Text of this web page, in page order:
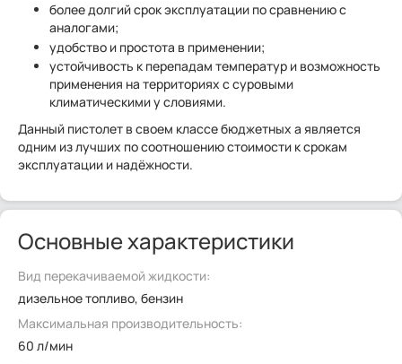
более долгий срок эксплуатации по сравнению с
аналогами;
удобство и простота в применении;
устойчивость к перепадам температур и возможность
применения на территориях с суровыми
климатическими у словиями.
Данный пистолет в своем классе бюджетных а является
одним из лучших по соотношению стоимости к срокам
эксплуатации и надёжности.
Основные характеристики
Вид перекачиваемой жидкости:
дизельное топливо, бензин
Максимальная производительность:
60 л/мин